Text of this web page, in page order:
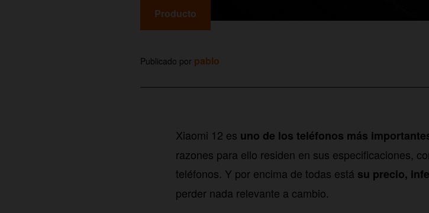
Producto
Publicado por pablo
Xiaomi 12 es uno de los teléfonos más
razones para ello residen en sus especificaciones,
teléfonos. Y por encima de todas está su precio,
perder nada relevante a cambio.